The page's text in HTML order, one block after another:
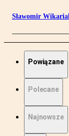
Sławomir
Powiązane
Polecane
Najnowsze